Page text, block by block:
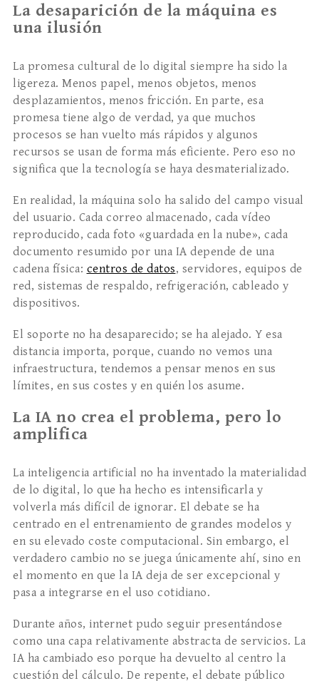
La desaparición de la máquina es
una ilusión
La promesa cultural de lo digital siempre ha sido la
ligereza. Menos papel, menos objetos, menos
desplazamientos, menos fricción. En parte, esa
promesa tiene algo de verdad, ya que muchos
procesos se han vuelto más rápidos y algunos
recursos se usan de forma más eficiente. Pero eso no
significa que la tecnología se haya desmaterializado.
En realidad, la máquina solo ha salido del campo visual
del usuario. Cada correo almacenado, cada vídeo
reproducido, cada foto «guardada en la nube», cada
documento resumido por una IA depende de una
cadena física: centros de datos, servidores, equipos de
red, sistemas de respaldo, refrigeración, cableado y
dispositivos.
El soporte no ha desaparecido; se ha alejado. Y esa
distancia importa, porque, cuando no vemos una
infraestructura, tendemos a pensar menos en sus
límites, en sus costes y en quién los asume.
La IA no crea el problema, pero lo
amplifica
La inteligencia artificial no ha inventado la materialidad
de lo digital, lo que ha hecho es intensificarla y
volverla más difícil de ignorar. El debate se ha
centrado en el entrenamiento de grandes modelos y
en su elevado coste computacional. Sin embargo, el
verdadero cambio no se juega únicamente ahí, sino en
el momento en que la IA deja de ser excepcional y
pasa a integrarse en el uso cotidiano.
Durante años, internet pudo seguir presentándose
como una capa relativamente abstracta de servicios. La
IA ha cambiado eso porque ha devuelto al centro la
cuestión del cálculo. De repente, el debate público